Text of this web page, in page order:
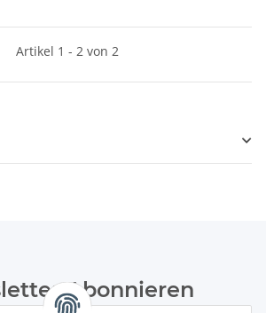
Artikel 1 - 2 von 2
Abonnieren